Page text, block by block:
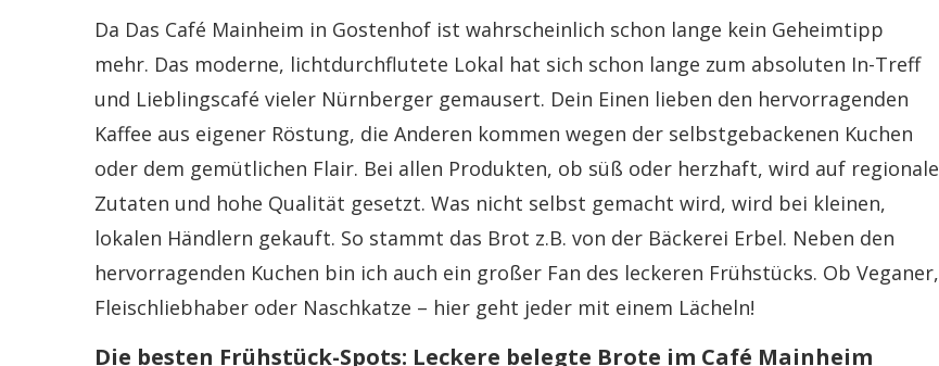
Da Das Café Mainheim in Gostenhof ist wahrscheinlich schon lange kein Geheimtipp
mehr. Das moderne, lichtdurchflutete Lokal hat sich schon lange zum absoluten In-Treff
und Lieblingscafé vieler Nürnberger gemausert. Dein Einen lieben den hervorragenden
Kaffee aus eigener Röstung, die Anderen kommen wegen der selbstgebackenen Kuchen
oder dem gemütlichen Flair. Bei allen Produkten, ob süß oder herzhaft, wird auf regionale
Zutaten und hohe Qualität gesetzt. Was nicht selbst gemacht wird, wird bei kleinen,
lokalen Händlern gekauft. So stammt das Brot z.B. von der Bäckerei Erbel. Neben den
hervorragenden Kuchen bin ich auch ein großer Fan des leckeren Frühstücks. Ob Veganer,
Fleischliebhaber oder Naschkatze – hier geht jeder mit einem Lächeln!
Die besten Frühstück-Spots: Leckere belegte Brote im Café Mainheim